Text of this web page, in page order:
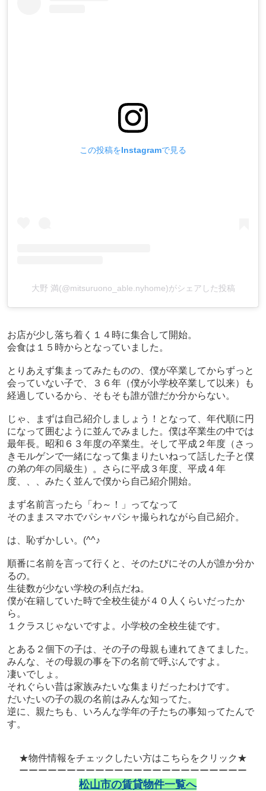
この投稿をInstagramで見る
大野 満(@mitsuruono_able.nyhome)がシェアした投稿
お店が少し落ち着く１４時に集合して開始。
会食は１５時からとなっていました。
とりあえず集まってみたものの、僕が卒業してからずっと
会っていない子で、３６年（僕が小学校卒業して以来）も
経過しているから、そもそも誰が誰だか分からない。
じゃ、まずは自己紹介しましょう！となって、年代順に円
になって囲むように並んでみました。僕は卒業生の中では
最年長。昭和６３年度の卒業生。そして平成２年度（さっ
きモルゲンで一緒になって集まりたいねって話した子と僕
の弟の年の同級生）。さらに平成３年度、平成４年
度、、、みたく並んで僕から自己紹介開始。
まず名前言ったら「わ～！」ってなって
そのままスマホでパシャパシャ撮られながら自己紹介。
は、恥ずかしい。(^^♪
順番に名前を言って行くと、そのたびにその人が誰か分か
るの。
生徒数が少ない学校の利点だね。
僕が在籍していた時で全校生徒が４０人くらいだったか
ら。
１クラスじゃないですよ。小学校の全校生徒です。
とある２個下の子は、その子の母親も連れてきてました。
みんな、その母親の事を下の名前で呼ぶんですよ。
凄いでしょ。
それぐらい昔は家族みたいな集まりだったわけです。
だいたいの子の親の名前はみんな知ってた。
逆に、親たちも、いろんな学年の子たちの事知ってたんで
す。
★物件情報をチェックしたい方はこちらをクリック★
ーーーーーーーーーーーーーーーーーーーーーーーー
松山市の賃貸物件一覧へ